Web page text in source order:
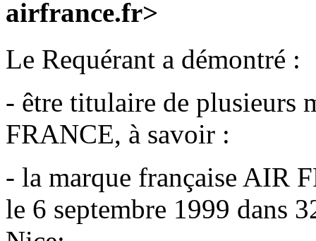
airfrance.fr>
Le Requérant a démontré :
- être titulaire de plusieurs
FRANCE, à savoir :
- la marque française AIR
le 6 septembre 1999 dans